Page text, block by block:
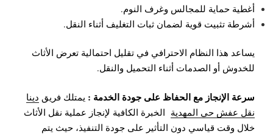
أغطية حماية للمجالس وغرف النوم.
أشرطة تثبيت قوية لضمان ثبات التغليف أثناء النقل.
يساعد هذا النظام الاحترافي في تقليل احتمالية تعرض الأثاث
للخدوش أو الصدمات أثناء التحميل والنقل.
سرعة الإنجاز مع الحفاظ على جودة الخدمة : يمتلك فريق دينا
نقل عفش حي المهدية الخبرة الكافية لإنجاز عملية نقل الأثاث
خلال وقت قياسي دون التأثير على جودة التنفيذ، حيث يتم